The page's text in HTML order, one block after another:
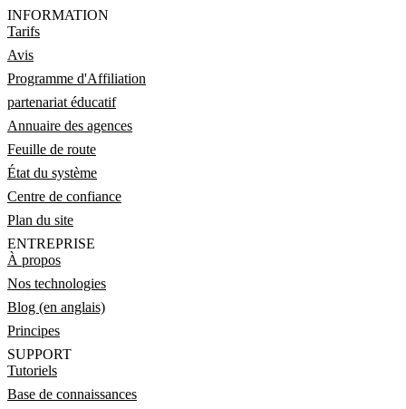
INFORMATION
Tarifs
Avis
Programme d'Affiliation
partenariat éducatif
Annuaire des agences
Feuille de route
État du système
Centre de confiance
Plan du site
ENTREPRISE
À propos
Nos technologies
Blog (en anglais)
Principes
SUPPORT
Tutoriels
Base de connaissances